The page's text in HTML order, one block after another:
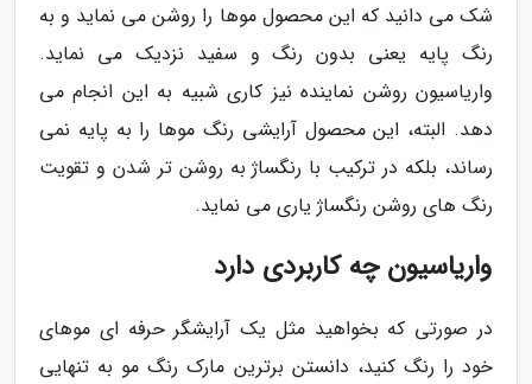
شک می دانید که این محصول موها را روشن می نماید و به
رنگ پایه یعنی بدون رنگ و سفید نزدیک می نماید.
واریاسیون روشن نماینده نیز کاری شبیه به این انجام می
دهد. البته، این محصول آرایشی رنگ موها را به پایه نمی
رساند، بلکه در ترکیب با رنگساژ به روشن تر شدن و تقویت
رنگ های روشن رنگساژ یاری می نماید.
واریاسیون چه کاربردی دارد
در صورتی که بخواهید مثل یک آرایشگر حرفه ای موهای
خود را رنگ کنید، دانستن برترین مارک رنگ مو به تنهایی